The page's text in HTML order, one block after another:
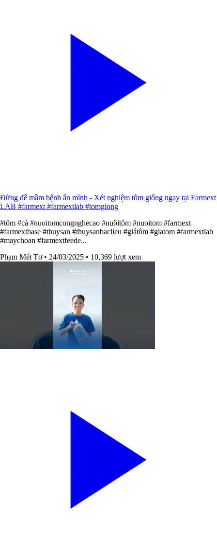
Đừng để mầm bệnh ẩn mình - Xét nghiệm tôm giống ngay tại Farmext
LAB #farmext #farmextlab #tomgiong
#tôm #cá #nuoitomcongnghecao #nuôitôm #nuoitom #farmext
#farmextbase #thuysan #thuysanbaclieu #giátôm #giatom #farmextlab
#maychoan #farmextfeede...
Phạm Mét Tơ • 24/03/2025 • 10,369 lượt xem